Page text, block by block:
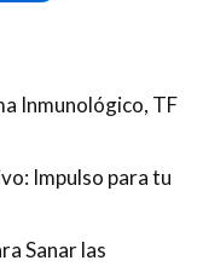
Inmunológico, TF
Impulso para tu
Sanar las